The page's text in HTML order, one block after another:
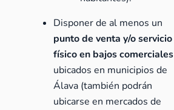
Disponer de al menos un
punto de venta y/o servicio
físico en bajos comerciales
ubicados en municipios de
Álava (también podrán
ubicarse en mercados de